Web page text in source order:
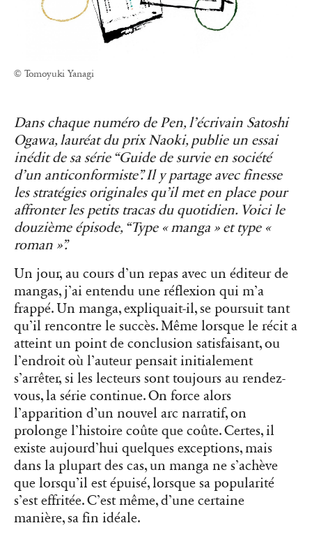
© Tomoyuki Yanagi
Dans chaque numéro de Pen, l’écrivain Satoshi
Ogawa, lauréat du prix Naoki, publie un essai
inédit de sa série “Guide de survie en société
d’un anticonformiste”. Il y partage avec finesse
les stratégies originales qu’il met en place pour
affronter les petits tracas du quotidien. Voici le
douzième épisode, “Type « manga » et type «
roman »”.
Un jour, au cours d’un repas avec un éditeur de
mangas, j’ai entendu une réflexion qui m’a
frappé. Un manga, expliquait-il, se poursuit tant
qu’il rencontre le succès. Même lorsque le récit a
atteint un point de conclusion satisfaisant, ou
l’endroit où l’auteur pensait initialement
s’arrêter, si les lecteurs sont toujours au rendez-
vous, la série continue. On force alors
l’apparition d’un nouvel arc narratif, on
prolonge l’histoire coûte que coûte. Certes, il
existe aujourd’hui quelques exceptions, mais
dans la plupart des cas, un manga ne s’achève
que lorsqu’il est épuisé, lorsque sa popularité
s’est effritée. C’est même, d’une certaine
manière, sa fin idéale.